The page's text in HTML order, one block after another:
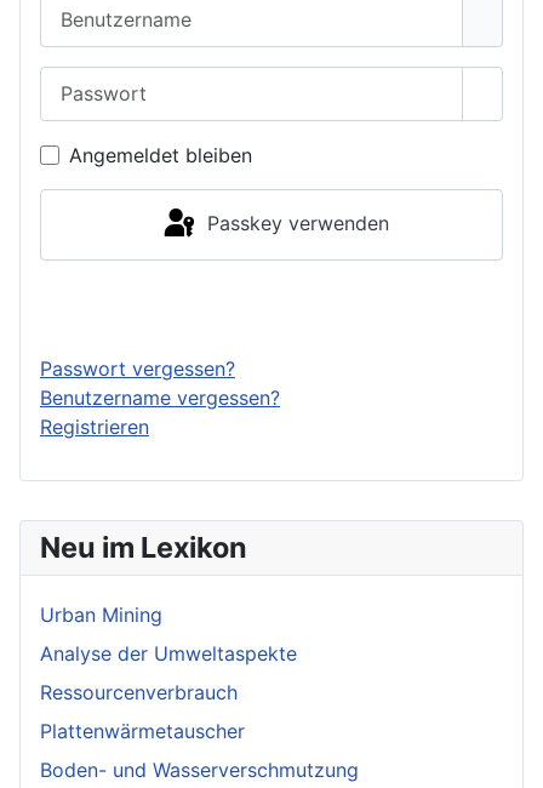
Neu im Lexikon
Urban Mining
Analyse der Umweltaspekte
Ressourcenverbrauch
Plattenwärmetauscher
Boden- und Wasserverschmutzung
Angemeldet bleiben
Passkey verwenden
Passwort vergessen?
Benutzername vergessen?
Registrieren